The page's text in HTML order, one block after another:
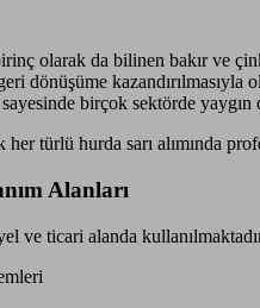
olarak da bilinen bakır ve
dönüşüme kazandırılmasıyla
birçok sektörde yaygın
türlü hurda sarı alımında
Alanları
ve ticari alanda